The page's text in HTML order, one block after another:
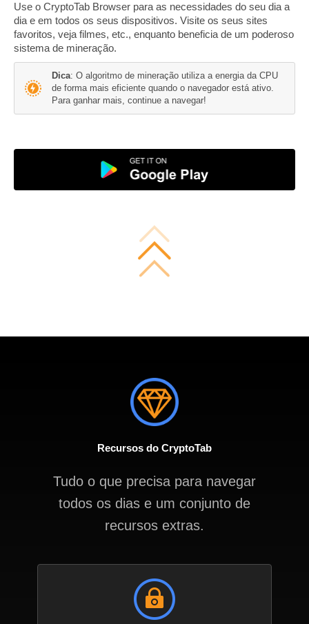
Use o CryptoTab Browser para as necessidades do seu dia a
dia e em todos os seus dispositivos. Visite os seus sites
favoritos, veja filmes, etc., enquanto beneficia de um poderoso
sistema de mineração.
Dica: O algoritmo de mineração utiliza a energia da CPU
de forma mais eficiente quando o navegador está ativo.
Para ganhar mais, continue a navegar!
Recursos do CryptoTab
Tudo o que precisa para navegar
todos os dias e um conjunto de
recursos extras.